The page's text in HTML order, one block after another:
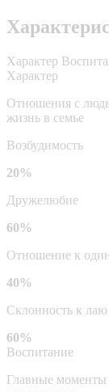
Характер
Характер
Отношения с
жизнь в семье
Возбудимость
20%
Дружелюбие
60%
Отношение к
40%
Склонность к лаю
60%
Воспитание
Главные моменты